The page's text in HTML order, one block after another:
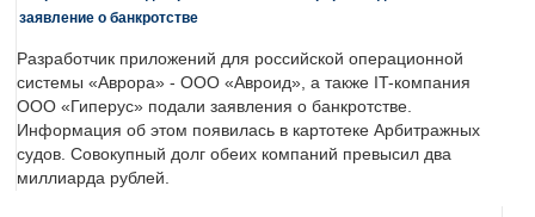
заявление о банкротстве
Разработчик приложений для российской операционной
системы «Аврора» - ООО «Авроид», а также IT-компания
ООО «Гиперус» подали заявления о банкротстве.
Информация об этом появилась в картотеке Арбитражных
судов. Совокупный долг обеих компаний превысил два
миллиарда рублей.